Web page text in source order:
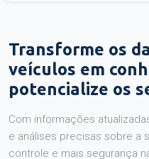
Transforme os
veículos em
potencialize os
Com informações
e análises precisas sobre a
controle e mais segurança